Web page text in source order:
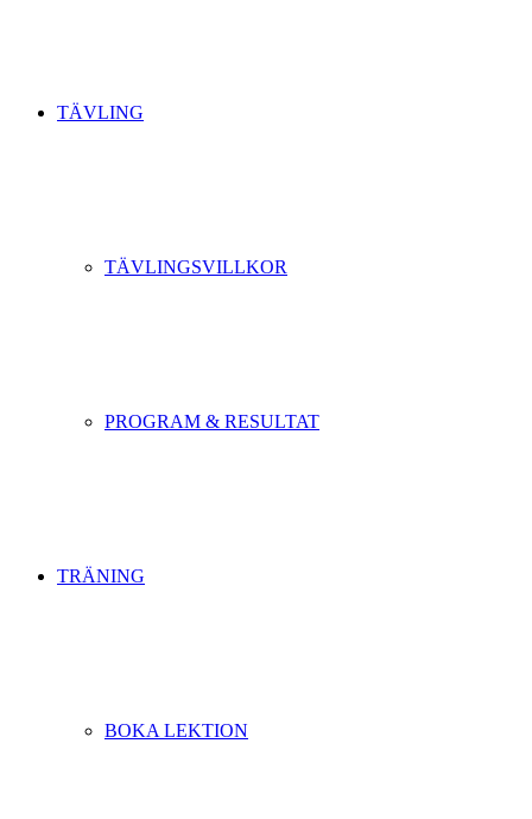
TÄVLING
TÄVLINGSVILLKOR
PROGRAM & RESULTAT
TRÄNING
BOKA LEKTION